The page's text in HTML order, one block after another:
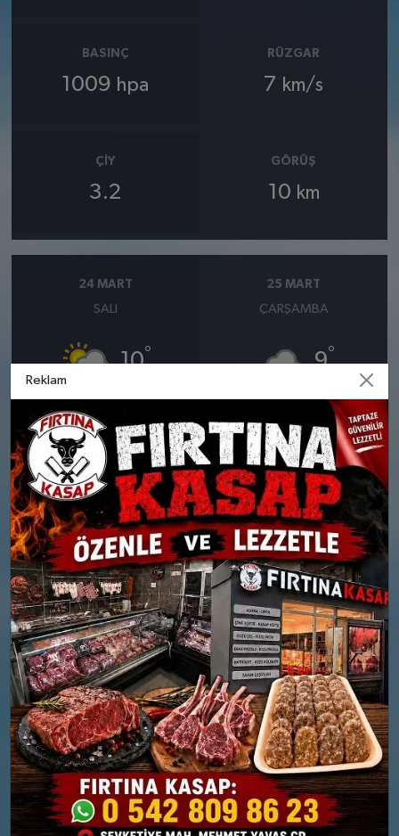
BASINÇ
1009 hpa
RÜZGAR
7 km/s
ÇIY
3.2
GÖRÜŞ
10 km
24 MART
SALI
10°
Bölgesel düzensiz yağmur
yağışlı
Nem: %66
Rüzgar: 22 km/h
Yağış Olasılığı: %89
25 MART
ÇARŞAMBA
9°
Orta kuvvetli yağmurlu
Nem: %71
Rüzgar: 23 km/h
Yağış Olasılığı: %83
26 MART
PERŞEMBE
9°
Güneşli
Nem: %68
Rüzgar: 16 km/h
27 MART
CUMA
12°
Güneşli
Nem: %57
Rüzgar: 22 km/h
28 MART 29 MART
Reklam